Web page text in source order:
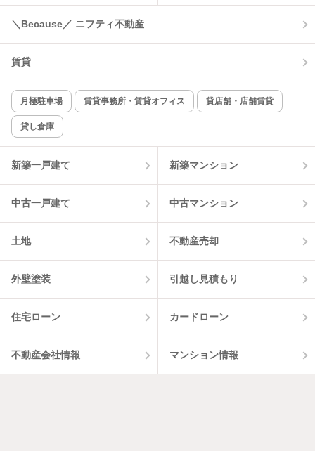
コンロ2口以上
新着のみ インターネット無料
該当件数:
物件一覧に反映
＼Because／ ニフティ不動産
賃貸
月極駐車場 賃貸事務所・賃貸オフィス 貸店舗・店舗賃貸
貸し倉庫
新築一戸建て 新築マンション
中古一戸建て 中古マンション
土地 不動産売却
外壁塗装 引越し見積もり
住宅ローン カードローン
不動産会社情報 マンション情報